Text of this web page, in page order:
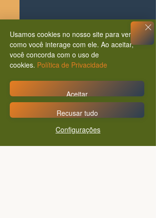
Usamos cookies no nosso site para ver
como você interage com ele. Ao aceitar,
você concorda com o uso de
cookies. Política de Privacidade
Configurações
Recusar tudo
Aceitar